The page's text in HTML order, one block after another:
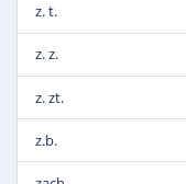
z. t.
z. z.
z. zt.
z.b.